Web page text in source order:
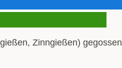
Zinngießen)